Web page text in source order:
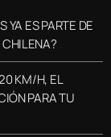
YA ES PARTE DE
KM/H, EL
PARA TU